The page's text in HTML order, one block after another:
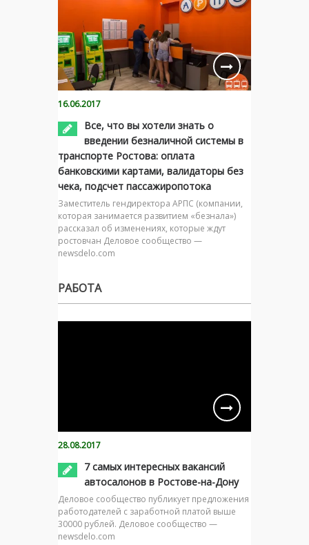
16.06.2017
Все, что вы хотели знать о
введении безналичной системы в
транспорте Ростова: оплата
банковскими картами, валидаторы без
чека, подсчет пассажиропотока
Заместитель гендиректора АРПС (компании,
которая занимается развитием «безнала»)
рассказал об изменениях, которые ждут
ростовчан Деловое сообщество —
newsdelo.com
РАБОТА
28.08.2017
7 самых интересных вакансий
автосалонов в Ростове-на-Дону
Деловое сообщество публикует предложения
работодателей с заработной платой выше
30000 рублей. Деловое сообщество —
newsdelo.com